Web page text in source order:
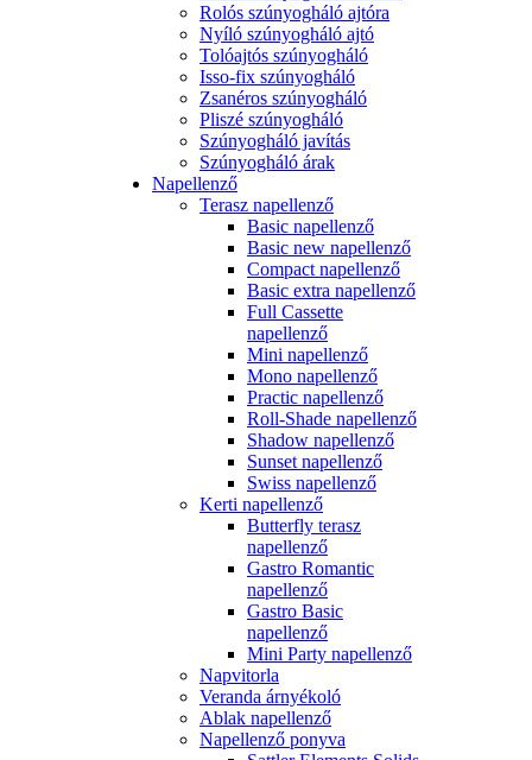
Rolós szúnyogháló ajtóra
Nyíló szúnyogháló ajtó
Tolóajtós szúnyogháló
Isso-fix szúnyogháló
Zsanéros szúnyogháló
Pliszé szúnyogháló
Szúnyogháló javítás
Szúnyogháló árak
Napellenző
Terasz napellenző
Basic napellenző
Basic new napellenző
Compact napellenző
Basic extra napellenző
Full Cassette
napellenző
Mini napellenző
Mono napellenző
Practic napellenző
Roll-Shade napellenző
Shadow napellenző
Sunset napellenző
Swiss napellenző
Kerti napellenző
Butterfly terasz
napellenző
Gastro Romantic
napellenző
Gastro Basic
napellenző
Mini Party napellenző
Napvitorla
Veranda árnyékoló
Ablak napellenző
Napellenző ponyva